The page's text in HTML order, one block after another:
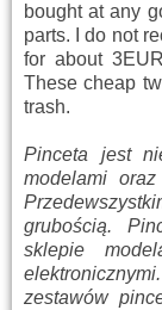
bought at any
parts. I do not
for about
These cheap
trash.
Pinceta jest
modelami
grubością.
sklepie
zestawów